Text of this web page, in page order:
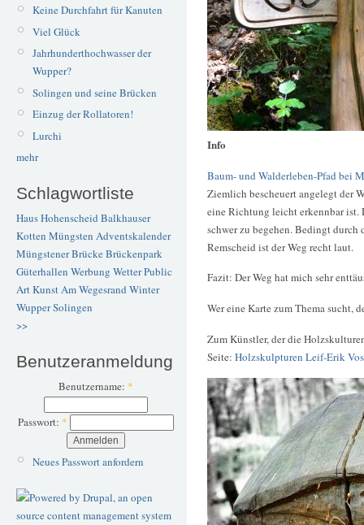
Keine Durchfahrt für Kanuten
Viel Glück
Jahrhunderthochwasser der
Wupper?
Solingen und seine Brücken
Einzug der Rollatoren!
Lurchi
mehr
Schlagwortliste
Haus Hohenscheid Balkhauser
Kotten Müngsten Adventskalender
Müngstener BrückeBrückenpark
Güterhallen Werbung WetterPublic
ArtKunstAm Wegesrand Winter
WupperSolingen
>>
Benutzeranmeldung
Benutzername: *
Passwort: *
Neues Passwort anfordern
Info
Baum- und Walderleben-Pfad bei
Ziemlich bescheuert angelegt der
eine Richtung leicht erkennbar ist.
schwer zu begehen. Bedingt
Remscheid ist der Weg recht laut.
Fazit: Der Weg hat mich sehr
Wer eine Karte zum Thema sucht,
Zum Künstler, der die
Seite: Holzskulpturen Leif-Erik